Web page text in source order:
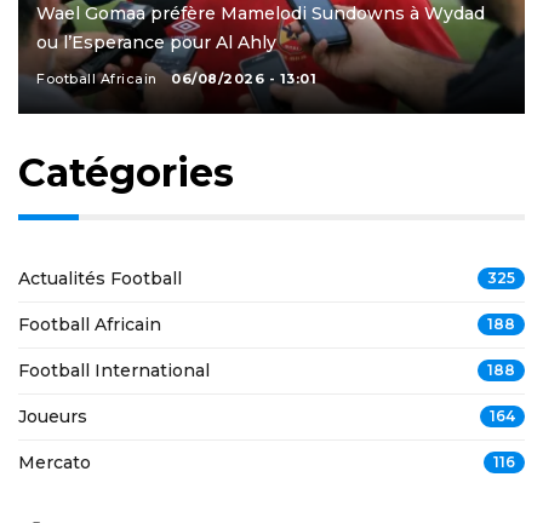
Wael Gomaa préfère Mamelodi Sundowns à Wydad
ou l’Esperance pour Al Ahly
Football Africain 06/08/2026 - 13:01
Catégories
Actualités Football 325
Football Africain 188
Football International 188
Joueurs 164
Mercato 116